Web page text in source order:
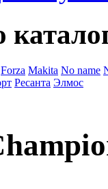
Forza Makita No name
Ресанта Элмос